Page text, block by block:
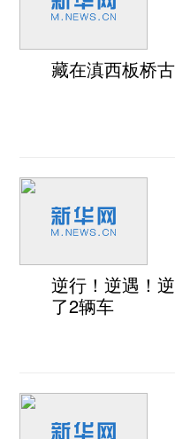
藏在滇西板桥
逆行！逆遇！
了2辆车